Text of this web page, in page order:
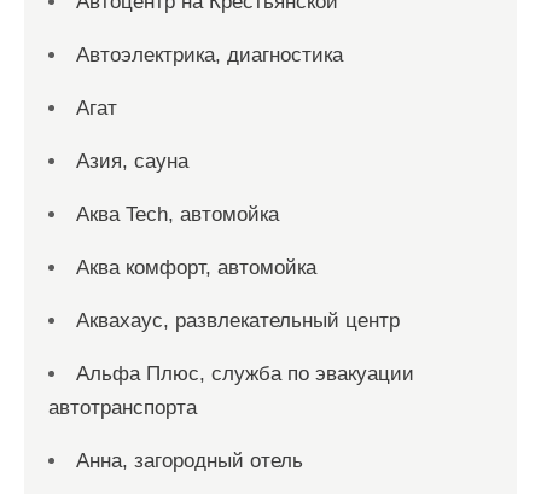
Автоэлектрика, диагностика
Агат
Азия, сауна
Аква Tech, автомойка
Аква комфорт, автомойка
Аквахаус, развлекательный центр
Альфа Плюс, служба по эвакуации
автотранспорта
Анна, загородный отель